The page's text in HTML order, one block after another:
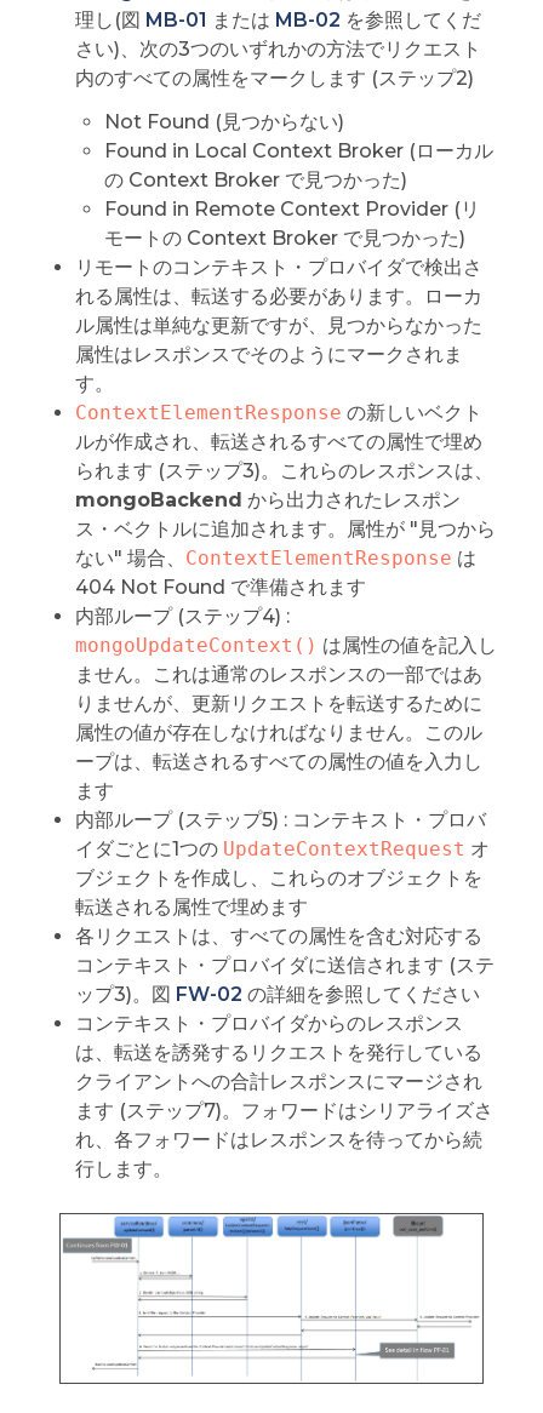
理し(図 MB-01 または MB-02 を参照してくだ
さい)、次の3つのいずれかの方法でリクエスト
内のすべての属性をマークします (ステップ2)
Not Found (見つからない)
Found in Local Context Broker (ローカル
の Context Broker で見つかった)
Found in Remote Context Provider (リ
モートの Context Broker で見つかった)
リモートのコンテキスト・プロバイダで検出さ
れる属性は、転送する必要があります。ローカ
ル属性は単純な更新ですが、見つからなかった
属性はレスポンスでそのようにマークされま
す。
ContextElementResponse の新しいベクト
ルが作成され、転送されるすべての属性で埋め
られます (ステップ3)。これらのレスポンスは、
mongoBackend から出力されたレスポン
ス・ベクトルに追加されます。属性が "見つから
ない" 場合、 ContextElementResponse は
404 Not Found で準備されます
内部ループ (ステップ4) :
mongoUpdateContext() は属性の値を記入し
ません。これは通常のレスポンスの一部ではあ
りませんが、更新リクエストを転送するために
属性の値が存在しなければなりません。このル
ープは、転送されるすべての属性の値を入力し
ます
内部ループ (ステップ5) : コンテキスト・プロバ
イダごとに1つの UpdateContextRequest オ
ブジェクトを作成し、これらのオブジェクトを
転送される属性で埋めます
各リクエストは、すべての属性を含む対応する
コンテキスト・プロバイダに送信されます (ステ
ップ3)。図 FW-02 の詳細を参照してください
コンテキスト・プロバイダからのレスポンス
は、転送を誘発するリクエストを発行している
クライアントへの合計レスポンスにマージされ
ます (ステップ7)。フォワードはシリアライズさ
れ、各フォワードはレスポンスを待ってから続
行します。